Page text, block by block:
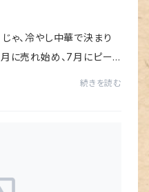
ゃ、冷やし中華で決まり
に売れ始め、7月にピー
続きを読む